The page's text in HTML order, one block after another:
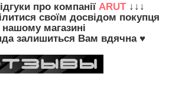
про компанії ARUT↓↓↓
своїм досвідом покупця
нашому магазині
залишиться Вам вдячна ♥